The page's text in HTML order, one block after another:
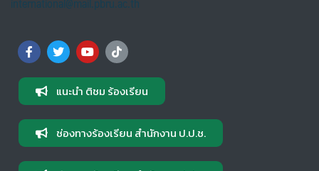
แนะนำ ติชม ร้องเรียน
ช่องทางร้องเรียน สำนักงาน ป.ป.ช.